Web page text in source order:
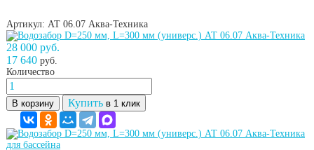
Артикул: АТ 06.07 Аква-Техника
28 000 руб.
17 640 руб.
Количество
В корзину Купить в 1 клик